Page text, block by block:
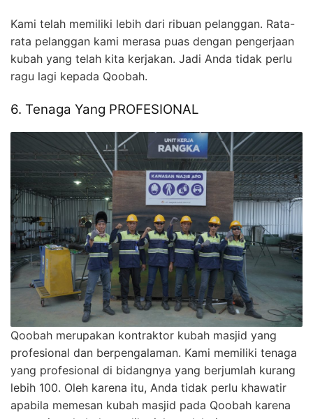
Kami telah memiliki lebih dari ribuan pelanggan. Rata-
rata pelanggan kami merasa puas dengan pengerjaan
kubah yang telah kita kerjakan. Jadi Anda tidak perlu
ragu lagi kepada Qoobah.
6. Tenaga Yang PROFESIONAL
Qoobah merupakan kontraktor kubah masjid yang
profesional dan berpengalaman. Kami memiliki tenaga
yang profesional di bidangnya yang berjumlah kurang
lebih 100. Oleh karena itu, Anda tidak perlu khawatir
apabila memesan kubah masjid pada Qoobah karena